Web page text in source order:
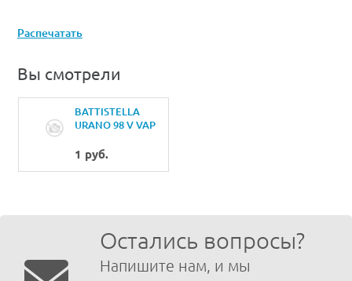
Распечатать
Вы смотрели
BATTISTELLA
URANO 98 V VAP
lampadinaLamp
1 руб.
Остались вопросы?
Напишите нам, и мы